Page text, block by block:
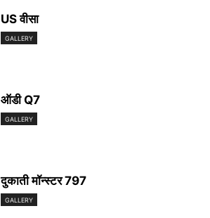
US वीसा
GALLERY
ऑडी Q7
GALLERY
दुकाती मॉन्स्टर 797
GALLERY